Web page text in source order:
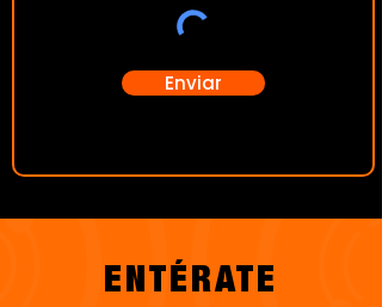
Enviar
ENTÉRATE